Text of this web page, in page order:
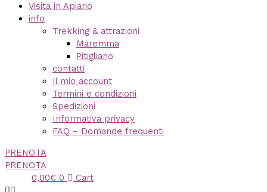
Visita in Apiario
info
Trekking & attrazioni
Maremma
Pitigliano
contatti
Il mio account
Termini e condizioni
Spedizioni
Informativa privacy
FAQ – Domande frequenti
PRENOTA
PRENOTA
0,00€ 0 Cart